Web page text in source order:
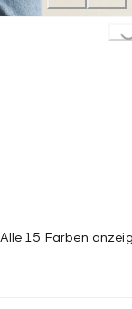
Alle 15 Farben